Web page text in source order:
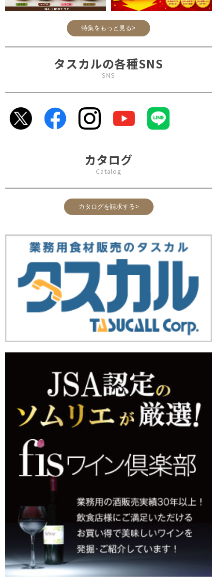
特集をもっと見る>
タスカルの各種SNS
SNS
カタログ
Catalog
カタログを請求する>